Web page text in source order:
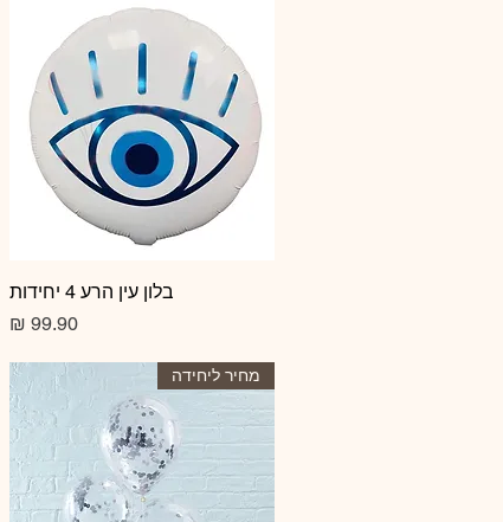
תצוגה מהירה
בלון עין הרע 4 יחידות
מחיר‏99.90 ‏₪
מחיר ליחידה